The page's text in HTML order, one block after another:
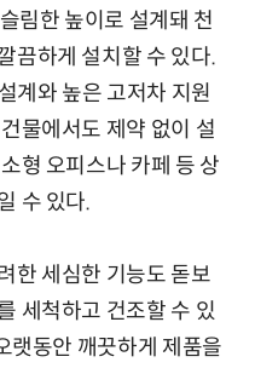
림한 높이로 설계돼 천
끔하게 설치할 수 있다.
계와 높은 고저차 지원
물에서도 제약 없이 설
형 오피스나 카페 등 상
수 있다.
한 세심한 기능도 돋보
세척하고 건조할 수 있
랫동안 깨끗하게 제품을